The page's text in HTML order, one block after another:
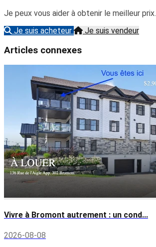
Je peux vous aider à obtenir le meilleur prix.
Je suis acheteur
Je suis vendeur
Articles connexes
Vivre à Bromont autrement : un cond...
2026-08-08